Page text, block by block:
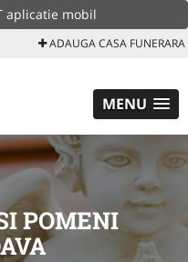
aplicatie mobil
ADAUGA CASA FUNERARA
MENU
POMENI